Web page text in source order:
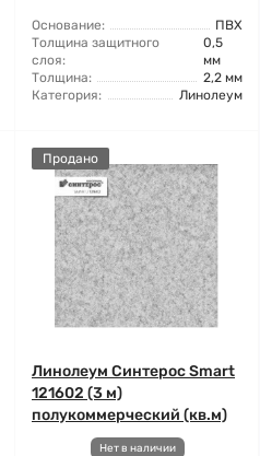
Основание:
ПВХ
Толщина защитного
слоя:
0,5
мм
Толщина:
2,2 мм
Категория:
Линолеум
Продано
Линолеум Синтерос Smart
121602 (3 м)
полукоммерческий (кв.м)
Нет в наличии